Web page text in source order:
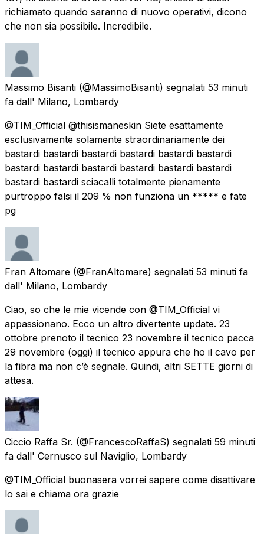
richiamato quando saranno di nuovo operativi, dicono
che non sia possibile. Incredibile.
Massimo Bisanti (@MassimoBisanti) segnalati 53 minuti
fa dall' Milano, Lombardy
@TIM_Official @thisismaneskin Siete esattamente
esclusivamente solamente straordinariamente dei
bastardi bastardi bastardi bastardi bastardi bastardi
bastardi bastardi bastardi bastardi bastardi bastardi
bastardi bastardi sciacalli totalmente pienamente
purtroppo falsi il 209 % non funziona un ***** e fate
pg
Fran Altomare (@FranAltomare) segnalati 53 minuti fa
dall' Milano, Lombardy
Ciao, so che le mie vicende con @TIM_Official vi
appassionano. Ecco un altro divertente update. 23
ottobre prenoto il tecnico 23 novembre il tecnico pacca
29 novembre (oggi) il tecnico appura che ho il cavo per
la fibra ma non c’è segnale. Quindi, altri SETTE giorni di
attesa.
Ciccio Raffa Sr. (@FrancescoRaffaS) segnalati 59 minuti
fa dall' Cernusco sul Naviglio, Lombardy
@TIM_Official buonasera vorrei sapere come disattivare
lo sai e chiama ora grazie